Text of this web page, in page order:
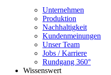
Unternehmen
Produktion
Nachhaltigkeit
Kundenmeinungen
Unser Team
Jobs / Karriere
Rundgang 360°
Wissenswert